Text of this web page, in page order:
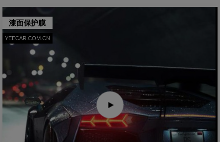
漆面保护膜
YEECAR.COM.CN